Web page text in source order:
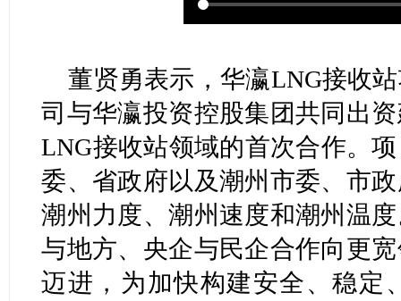
董贤勇表示，华瀛LNG接收
司与华瀛投资控股集团共同出
LNG接收站领域的首次合作。
委、省政府以及潮州市委、市
潮州力度、潮州速度和潮州温
与地方、央企与民企合作向更
迈进，为加快构建安全、稳定